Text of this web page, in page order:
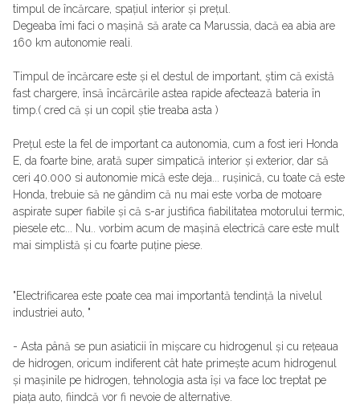
timpul de încărcare, spațiul interior și prețul.
Degeaba îmi faci o mașină să arate ca Marussia, dacă ea abia are
160 km autonomie reali.
Timpul de încărcare este și el destul de important, știm că există
fast chargere, însă încărcările astea rapide afectează bateria în
timp.( cred că și un copil știe treaba asta )
Prețul este la fel de important ca autonomia, cum a fost ieri Honda
E, da foarte bine, arată super simpatică interior și exterior, dar să
ceri 40.000 si autonomie mică este deja... rușinică, cu toate că este
Honda, trebuie să ne gândim că nu mai este vorba de motoare
aspirate super fiabile și că s-ar justifica fiabilitatea motorului termic,
piesele etc... Nu.. vorbim acum de mașină electrică care este mult
mai simplistă și cu foarte puține piese.
"Electrificarea este poate cea mai importantă tendință la nivelul
industriei auto, "
- Asta până se pun asiaticii în mișcare cu hidrogenul și cu rețeaua
de hidrogen, oricum indiferent cât hate primește acum hidrogenul
și mașinile pe hidrogen, tehnologia asta își va face loc treptat pe
piața auto, fiindcă vor fi nevoie de alternative.